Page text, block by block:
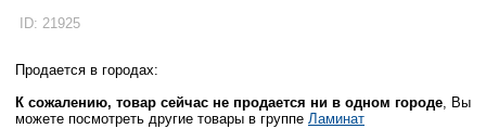
ID: 21925
Продается в городах:
К сожалению, товар сейчас не продается ни в одном городе, Вы
можете посмотреть другие товары в группе Ламинат